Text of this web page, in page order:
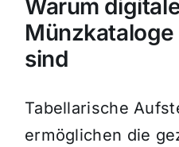
Warum
sind
Tabellarische
ermöglichen die